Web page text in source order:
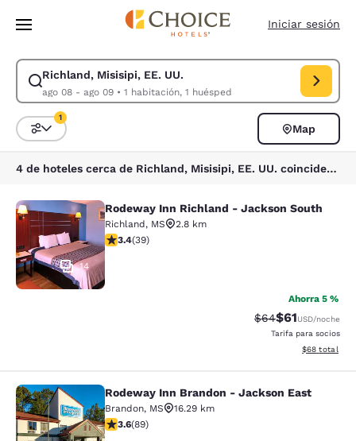
Pasar A Contenido Principal
Iniciar sesión
Richland, Misisipi, EE. UU.
ago 08 - ago 09• 1 habitación, 1 huésped
Modificar la búsqueda de Richland, Misisipi, EE. UU.. Fecha de check-
Ordenar y filtrar
1
Map
4 de hoteles cerca de Richland, Misisipi, EE. UU. coinciden con tus filtros
Rodeway Inn Richland - Jackson
14
Rodeway Inn Richland - Jackson South
Richland, MS
2.8 km
calificación de 3.44 estrellas. Bueno. 39 reseñas
3.4(39)
Ahorra 5 %
Precio tachado:
$64Precio con
$61USD/noche
Tarifa para socios
Ver detalles
$68 total
Rodeway Inn Brandon - Jackson
Rodeway Inn Brandon - Jackson East
Brandon, MS
16.29 km
calificación de 3.56 estrellas. Bueno. 89 reseñas
3.6(89)